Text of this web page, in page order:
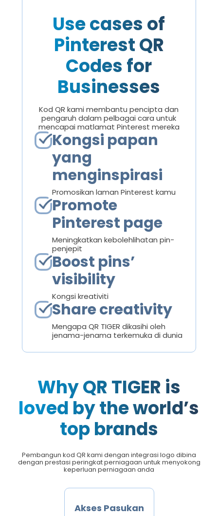
Use cases of
Pinterest QR
Codes for
Businesses
Kod QR kami membantu pencipta dan
pengaruh dalam pelbagai cara untuk
mencapai matlamat Pinterest mereka
Kongsi papan
yang
menginspirasi
Promosikan laman Pinterest kamu
Promote
Pinterest page
Meningkatkan kebolehlihatan pin-
penjepit
Boost pins’
visibility
Kongsi kreativiti
Share creativity
Mengapa QR TIGER dikasihi oleh
jenama-jenama terkemuka di dunia
Why QR TIGER is
loved by the world’s
top brands
Pembangun kod QR kami dengan integrasi logo dibina
dengan prestasi peringkat perniagaan untuk menyokong
keperluan perniagaan anda
Akses Pasukan